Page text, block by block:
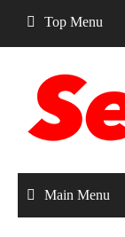
content
Top Menu
Main Menu